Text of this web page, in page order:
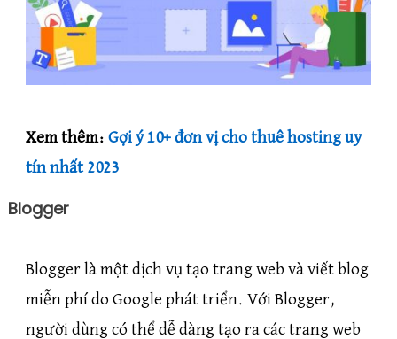
Xem thêm: Gợi ý 10+ đơn vị cho thuê hosting uy
tín nhất 2023
Blogger
Blogger là một dịch vụ tạo trang web và viết blog
miễn phí do Google phát triển. Với Blogger,
người dùng có thể dễ dàng tạo ra các trang web